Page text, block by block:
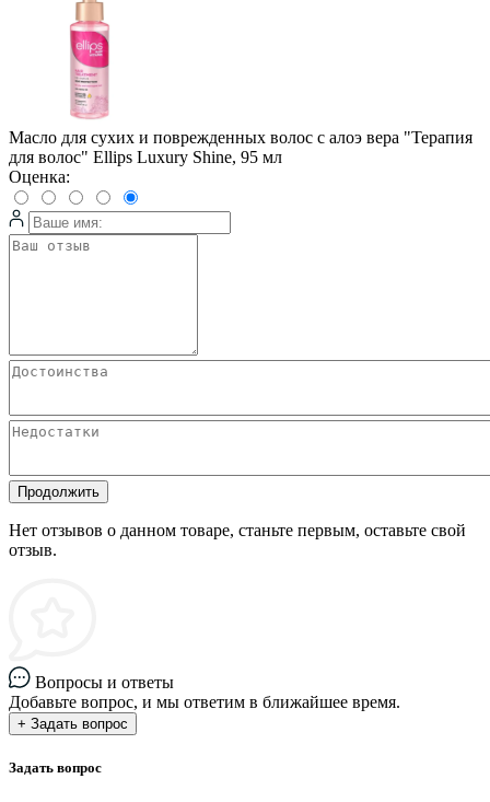
Масло для сухих и поврежденных волос с алоэ вера "Терапия
для волос" Ellips Luxury Shine, 95 мл
Оценка:
Продолжить
Нет отзывов о данном товаре, станьте первым, оставьте свой
отзыв.
Вопросы и ответы
Добавьте вопрос, и мы ответим в ближайшее время.
+ Задать вопрос
Задать вопрос